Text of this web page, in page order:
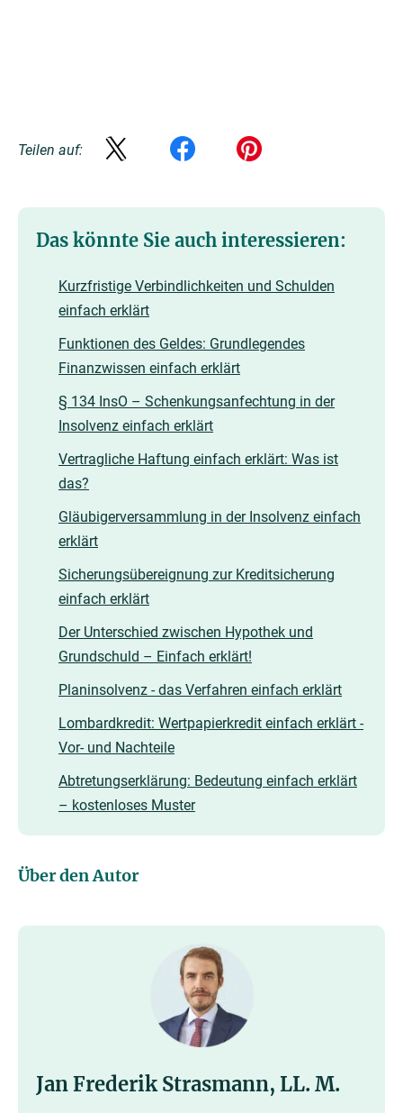
Teilen auf:
Das könnte Sie auch interessieren:
Kurzfristige Verbindlichkeiten und Schulden
einfach erklärt
Funktionen des Geldes: Grundlegendes
Finanzwissen einfach erklärt
§ 134 InsO – Schenkungsanfechtung in der
Insolvenz einfach erklärt
Vertragliche Haftung einfach erklärt: Was ist
das?
Gläubigerversammlung in der Insolvenz einfach
erklärt
Sicherungsübereignung zur Kreditsicherung
einfach erklärt
Der Unterschied zwischen Hypothek und
Grundschuld – Einfach erklärt!
Planinsolvenz - das Verfahren einfach erklärt
Lombardkredit: Wertpapierkredit einfach erklärt -
Vor- und Nachteile
Abtretungserklärung: Bedeutung einfach erklärt
– kostenloses Muster
Über den Autor
Jan Frederik Strasmann, LL. M.